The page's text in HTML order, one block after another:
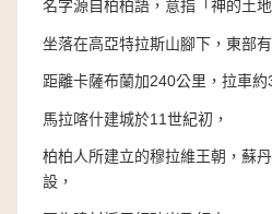
名字源自柏柏語，意指「神的土地
坐落在高亞特拉斯山腳下，東部
距離卡薩布蘭加240公里，拉車約
馬拉喀什建城於11世紀初，
柏柏人所建立的穆拉維王朝，蘇
設，